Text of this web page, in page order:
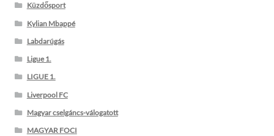
Küzdősport
Kylian Mbappé
Labdarúgás
Ligue 1.
LIGUE 1.
Liverpool FC
Magyar cselgáncs-válogatott
MAGYAR FOCI